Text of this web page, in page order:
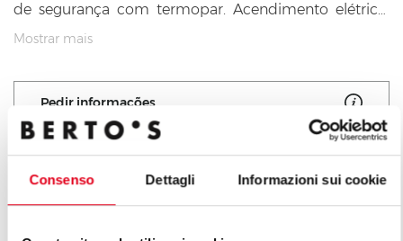
Consenso Dettagli Informazioni sui cookie
de segurança com termopar. Acendimento elétrico.
Braseira em aço inox. Grelhador em ferro fundido
Todos os componentes podem ser desmontados
facilmente para as operações regulares de
manutenção e limpeza. Caixa estanque realizada
inteiramente em aço, de grande comprimento, para a
recolha das cinzas e da gordura. Pedra lávica
fornecida.
Mostrar mais
Pedir informações